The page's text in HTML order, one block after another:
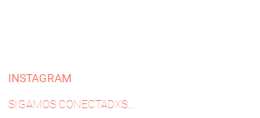
INSTAGRAM
SIGAMOS CONECTADXS...